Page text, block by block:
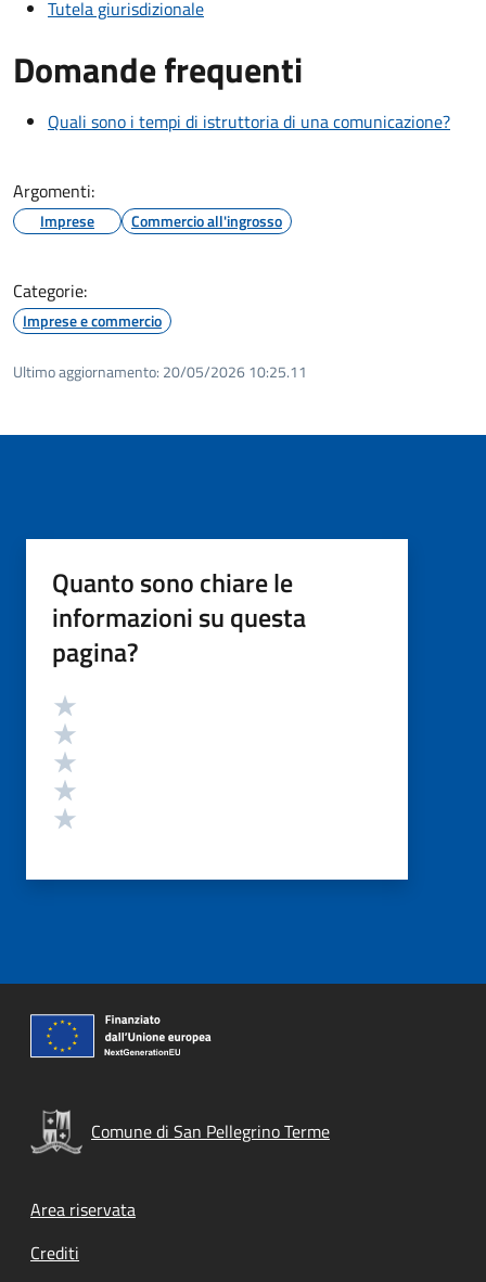
Tutela giurisdizionale
Domande frequenti
Quali sono i tempi di istruttoria di una comunicazione?
Argomenti:
Imprese Commercio all'ingrosso
Categorie:
Imprese e commercio
Ultimo aggiornamento: 20/05/2026 10:25.11
Quanto sono chiare le
informazioni su questa
pagina?
Valutazione
Comune di San Pellegrino Terme
Footer menu
Area riservata
Crediti